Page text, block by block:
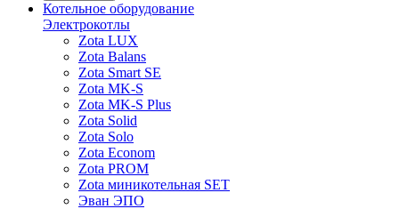
Котельное оборудование
Электрокотлы
Zota LUX
Zota Balans
Zota Smart SE
Zota MK-S
Zota MK-S Plus
Zota Solid
Zota Solo
Zota Econom
Zota PROM
Zota миникотельная SET
Эван ЭПО